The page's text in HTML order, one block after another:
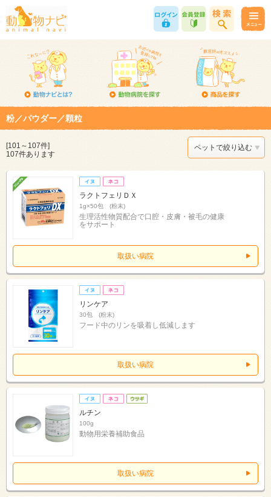
粉／パウダー／顆粒
[101～107件]
107件あります
ペットで絞り込む
ラクトフェリＤＸ
1g×50包 (粉末)
生理活性物質配合で口腔・皮膚・被毛の健康
をサポート
取扱い病院
リンケア
30包 (粉末)
フード中のリンを吸着し低減します
取扱い病院
ルチン
100g
動物用栄養補助食品
取扱い病院